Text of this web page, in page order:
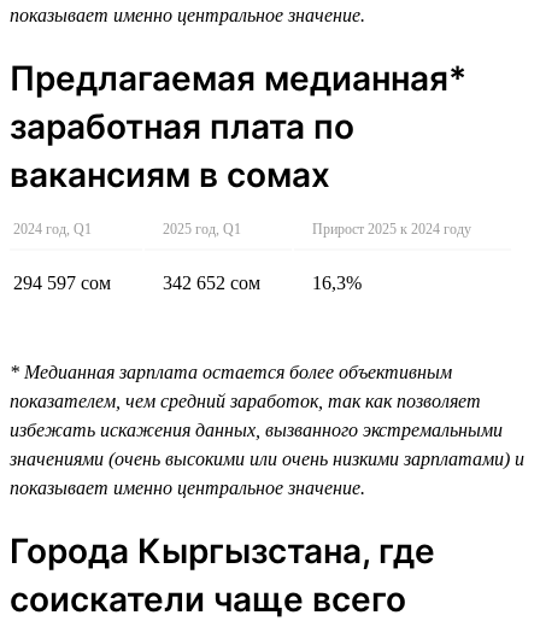
показывает именно центральное значение.
Предлагаемая медианная*
заработная плата по
вакансиям в сомах
2024 год, Q1 2025 год, Q1 Прирост 2025 к 2024 году
294 597 сом 342 652 сом 16,3%
* Медианная зарплата остается более объективным
показателем, чем средний заработок, так как позволяет
избежать искажения данных, вызванного экстремальными
значениями (очень высокими или очень низкими зарплатами) и
показывает именно центральное значение.
Города Кыргызстана, где
соискатели чаще всего